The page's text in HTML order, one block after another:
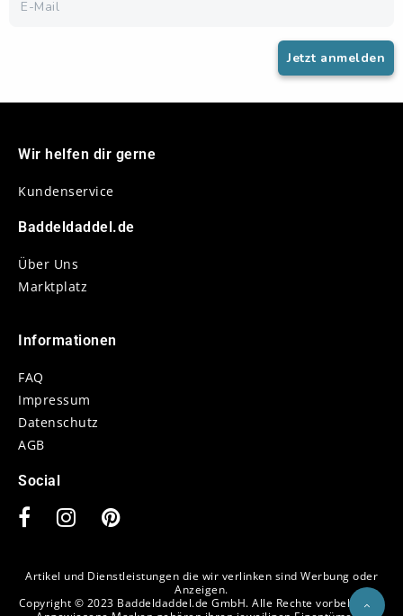
Wir helfen dir gerne
Kundenservice
Baddeldaddel.de
Über Uns
Marktplatz
Informationen
FAQ
Impressum
Datenschutz
AGB
Social
Artikel und Dienstleistungen die wir verlinken sind Werbung oder
Anzeigen.
Copyright © 2023 Baddeldaddel.de GmbH. Alle Rechte vorbehalten.